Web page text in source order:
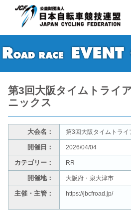
第3回大阪タイムトライ
ニックス
大会名： 第3回大阪タイムトラ
開催日： 2026/04/04
カテゴリー： RR
開催地： 大阪府・泉大津市
主催・主管： https://jbcfroad.jp/